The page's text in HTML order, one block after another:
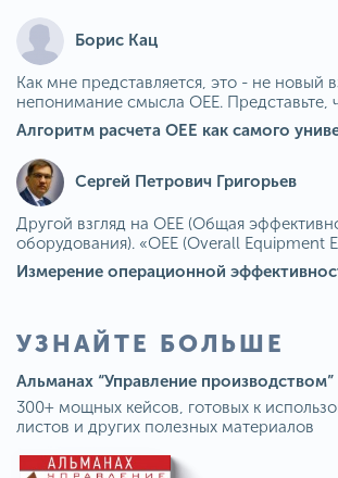
Борис Кац
Как мне представляется, это - не новый
непонимание смысла OEE. Представьте,
Сергей Петрович Григорьев
Другой взгляд на OEE (Общая
оборудования). «OEE (Overall Equipment
УЗНАЙТЕ БОЛЬШЕ
Альманах “Управление производством”
300+ мощных кейсов, готовых к
листов и других полезных материалов